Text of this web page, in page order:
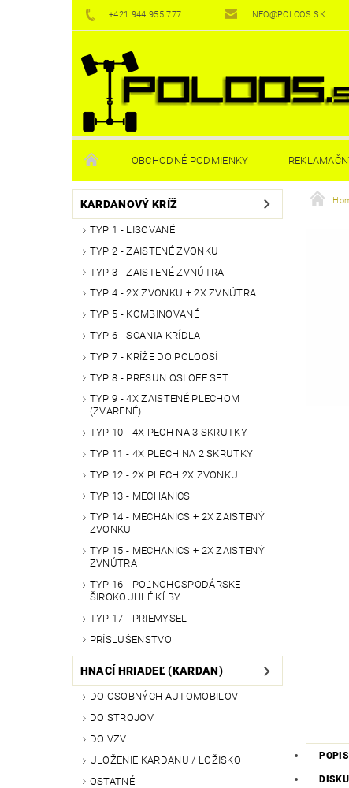
+421 944 955 777 INFO@POLOOS.SK
OBCHODNÉ PODMIENKY
KARDANOVÝ KRÍŽ
TYP 1 - LISOVANÉ
TYP 2 - ZAISTENÉ ZVONKU
TYP 3 - ZAISTENÉ ZVNÚTRA
TYP 4 - 2X ZVONKU + 2X ZVNÚTRA
TYP 5 - KOMBINOVANÉ
TYP 6 - SCANIA KRÍDLA
TYP 7 - KRÍŽE DO POLOOSÍ
TYP 8 - PRESUN OSI OFF SET
TYP 9 - 4X ZAISTENÉ PLECHOM
(ZVARENÉ)
TYP 10 - 4X PECH NA 3 SKRUTKY
TYP 11 - 4X PLECH NA 2 SKRUTKY
TYP 12 - 2X PLECH 2X ZVONKU
TYP 13 - MECHANICS
TYP 14 - MECHANICS + 2X ZAISTENÝ
ZVONKU
TYP 15 - MECHANICS + 2X ZAISTENÝ
ZVNÚTRA
TYP 16 - POĽNOHOSPODÁRSKE
ŠIROKOUHLÉ KĹBY
TYP 17 - PRIEMYSEL
PRÍSLUŠENSTVO
HNACÍ HRIADEĽ (KARDAN)
DO OSOBNÝCH AUTOMOBILOV
DO STROJOV
DO VZV
ULOŽENIE KARDANU / LOŽISKO
OSTATNÉ
POPIS